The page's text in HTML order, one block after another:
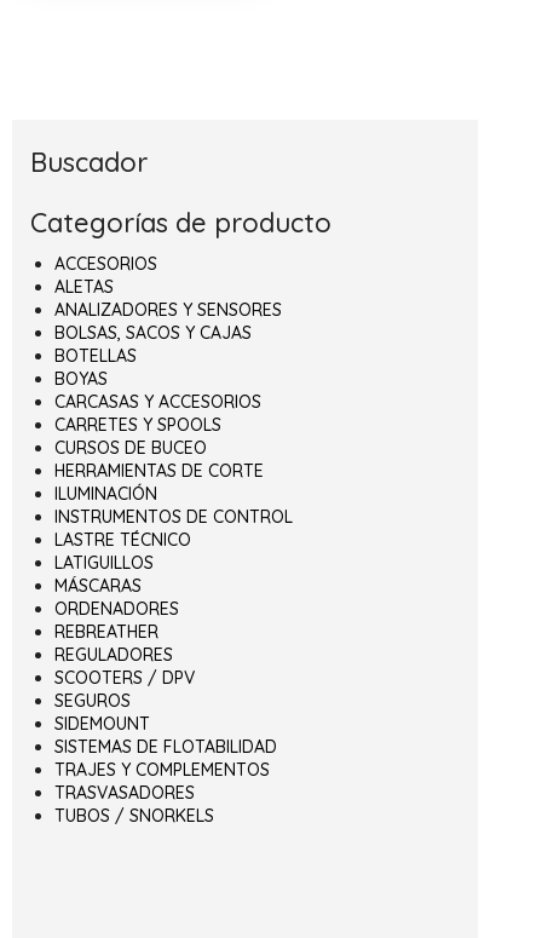
Buscador
Categorías de producto
ACCESORIOS
ALETAS
ANALIZADORES Y SENSORES
BOLSAS, SACOS Y CAJAS
BOTELLAS
BOYAS
CARCASAS Y ACCESORIOS
CARRETES Y SPOOLS
CURSOS DE BUCEO
HERRAMIENTAS DE CORTE
ILUMINACIÓN
INSTRUMENTOS DE CONTROL
LASTRE TÉCNICO
LATIGUILLOS
MÁSCARAS
ORDENADORES
REBREATHER
REGULADORES
SCOOTERS / DPV
SEGUROS
SIDEMOUNT
SISTEMAS DE FLOTABILIDAD
TRAJES Y COMPLEMENTOS
TRASVASADORES
TUBOS / SNORKELS